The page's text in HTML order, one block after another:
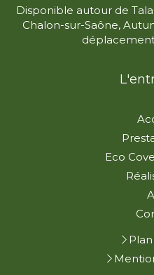
Disponible autour de
Chalon-sur-Saône,
Eco